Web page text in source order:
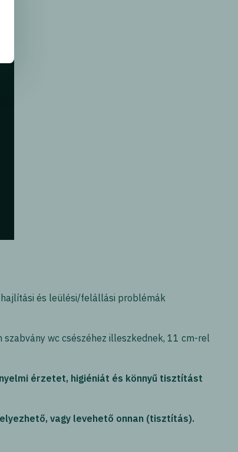
és leülési/felállási problémák
wc csészéhez illeszkednek, 11 cm-rel
érzetet, higiéniát és könnyű tisztítást
vagy levehető onnan (tisztítás).